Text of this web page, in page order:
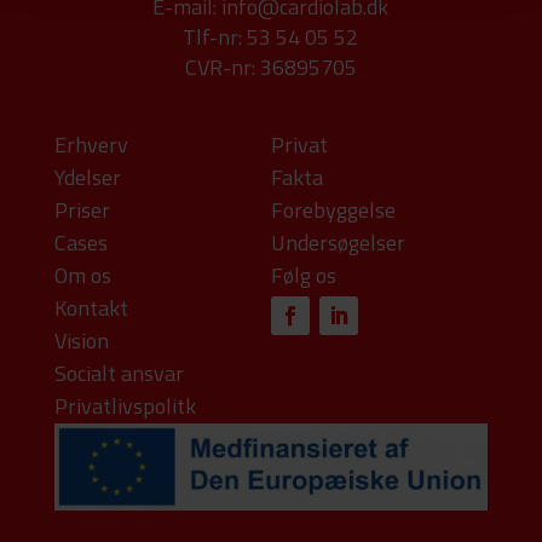
Tlf-nr: 53 54 05 52
CVR-nr: 36895705
Erhverv
Ydelser
Priser
Cases
Privat
Fakta
Forebyggelse
Undersøgelser
Om os
Kontakt
Vision
Socialt ansvar
Privatlivspolitk
Følg os